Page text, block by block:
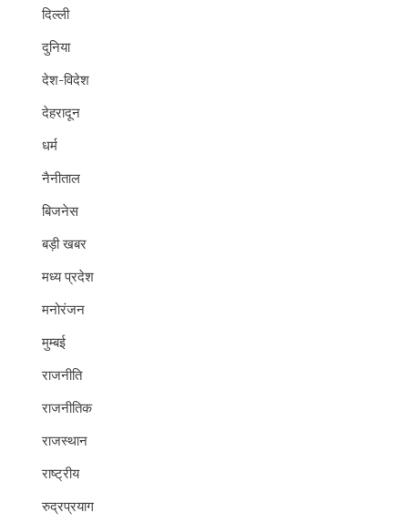
दिल्ली
दुनिया
देश-विदेश
देहरादून
धर्म
नैनीताल
बिजनेस
बड़ी खबर
मध्य प्रदेश
मनोरंजन
मुम्बई
राजनीति
राजनीतिक
राजस्थान
राष्ट्रीय
रुद्रप्रयाग